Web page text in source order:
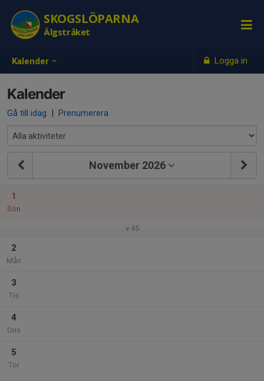
Kalender Logga in
SKOGSLÖPARNA
Älgstråket
Kalender
Gå till idag | Prenumerera
November 2026
1
Sön
v.45
2
Mån
3
Tis
4
Ons
5
Tor